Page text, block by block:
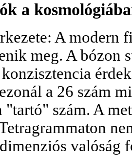
a
A modern
meg. A bózon
a 26 szám
"tartó" szám. A
valóság